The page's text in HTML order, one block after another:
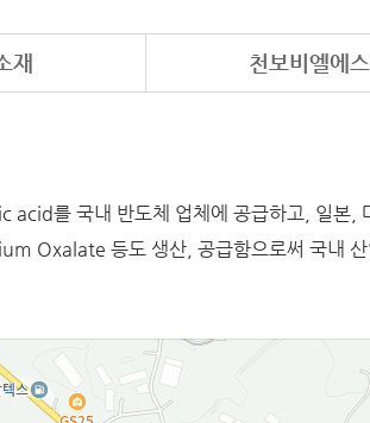
재 천보비엘에스
를 국내 반도체 업체에 공급하고, 일본,
Oxalate 등도 생산, 공급함으로써 국내 산